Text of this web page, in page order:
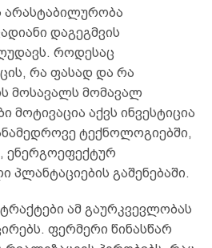
არასტაბილურობა
დაგეგმვის
როდესაც
რა ფასად და რა
მოსავალს მომავალ
მოტივაცია აქვს ინვესტიცია
ტექნოლოგიებში,
ენერგოეფექტურ
პლანტაციების გაშენებაში.
ამ გაურკვევლობას
ფერმერი წინასწარ